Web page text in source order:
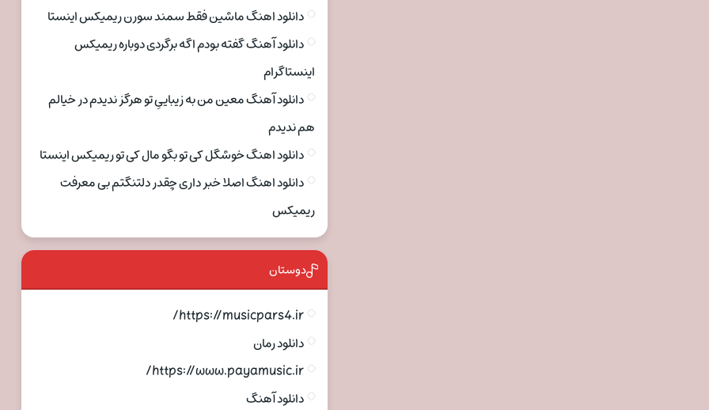
دانلود اهنگ ماشین فقط سمند سورن ریمیکس اینستا
دانلود آهنگ گفته بودم اگه برگردی دوباره ریمیکس
اینستاگرام
دانلود آهنگ معین من به زیباییِ تو هرگز ندیدم در خیالم
هم ندیدم
دانلود اهنگ خوشگل کی تو بگو مال کی تو ریمیکس اینستا
دانلود اهنگ اصلا خبر داری چقدر دلتنگتم بی معرفت
ریمیکس
دوستان
https://musicpars4.ir/
دانلود رمان
https://www.payamusic.ir/
دانلود آهنگ